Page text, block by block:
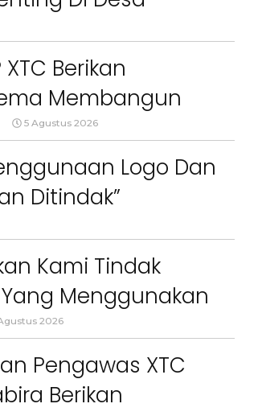
Berikan
Membangun
Menjaga
5 Agustus 2026
Logo Dan
Ditindak”
Kami Tindak
Menggunakan
Dan Slogan
2026
Pengawas XTC
Berikan